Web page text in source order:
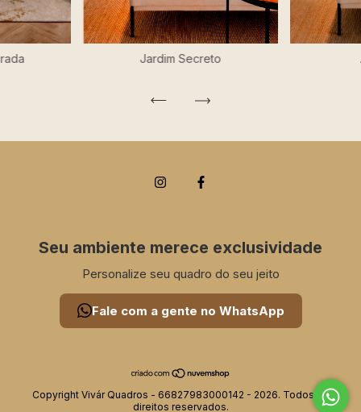
Jardim Secreto
Seu ambiente merece exclusividade
Personalize seu quadro do seu jeito
Fale com a gente no WhatsApp
Copyright Vivár Quadros - 66827983000142 - 2026. Todos os
direitos reservados.